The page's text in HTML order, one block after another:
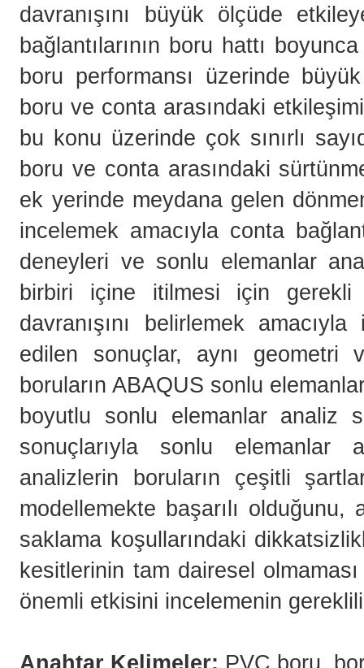
davranışını büyük ölçüde
bağlantılarının boru hattı
boru performansı üzerinde
boru ve conta arasındaki
bu konu üzerinde çok sınırlı
boru ve conta arasındaki
ek yerinde meydana gelen
incelemek amacıyla conta
deneyleri ve sonlu elemanlar
birbiri içine itilmesi için gerekli
davranışını belirlemek
edilen sonuçlar, aynı geometri
boruların ABAQUS sonlu
boyutlu sonlu elemanlar analiz
sonuçlarıyla sonlu elemanlar
analizlerin boruların çeşitli
modellemekte başarılı
saklama koşullarındaki
kesitlerinin tam dairesel
önemli etkisini incelemenin
Anahtar Kelimeler: PVC boru,